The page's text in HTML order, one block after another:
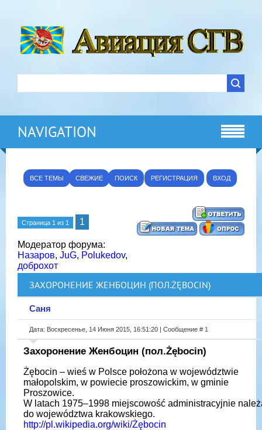
NAVIGATION
ВСЕ ТЕМЫ СВЕЖИЕ ПОИСК РЕГИСТРАЦИЯ ВХОД
Страница 1 из 1 1
Модератор форума:
Назаров, JuG, Polukedov,
доброхот
ЗАХОРОНЕНИЕ ЖЕНБОЦИН (ПОЛ.ŻĘBOCIN)
Саня
Дата: Воскресенье, 14 Июня 2015, 16:51:20 | Сообщение # 1
Захоронение Женбоцин (пол.Żębocin)
Żębocin – wieś w Polsce położona w województwie
małopolskim, w powiecie proszowickim, w gminie
Proszowice.
W latach 1975–1998 miejscowość administracyjnie
do województwa krakowskiego.
http://pl.wikipedia.org/wiki/Żębocin